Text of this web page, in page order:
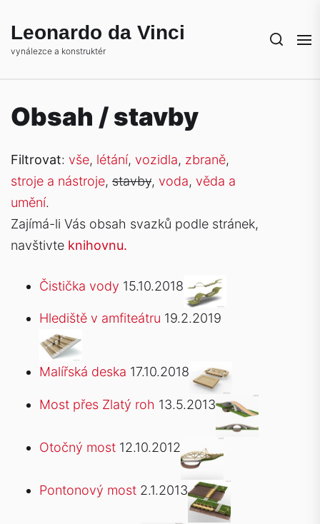
theLeonardo da Vinci
vynálezce a konstruktér
Obsah / stavby
Filtrovat: vše, létání, vozidla, zbraně,
stroje a nástroje, stavby, voda, věda a
umění.
Zajímá-li Vás obsah svazků podle stránek,
navštivte knihovnu.
Čistička vody 15.10.2018
Hlediště v amfiteátru 19.2.2019
Malířská deska 17.10.2018
Most přes Zlatý roh 13.5.2013
Otočný most 12.10.2012
Pontonový most 2.1.2013